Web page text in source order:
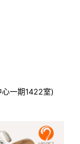
一期1422室)